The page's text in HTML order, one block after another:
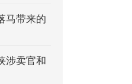
马带来的
涉卖官和